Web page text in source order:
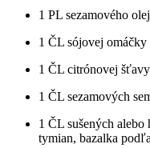
1 PL sezamového
1 ČL sójovej omáčky
1 ČL citrónovej šťavy
1 ČL sezamových
1 ČL sušených
tymian, bazalka